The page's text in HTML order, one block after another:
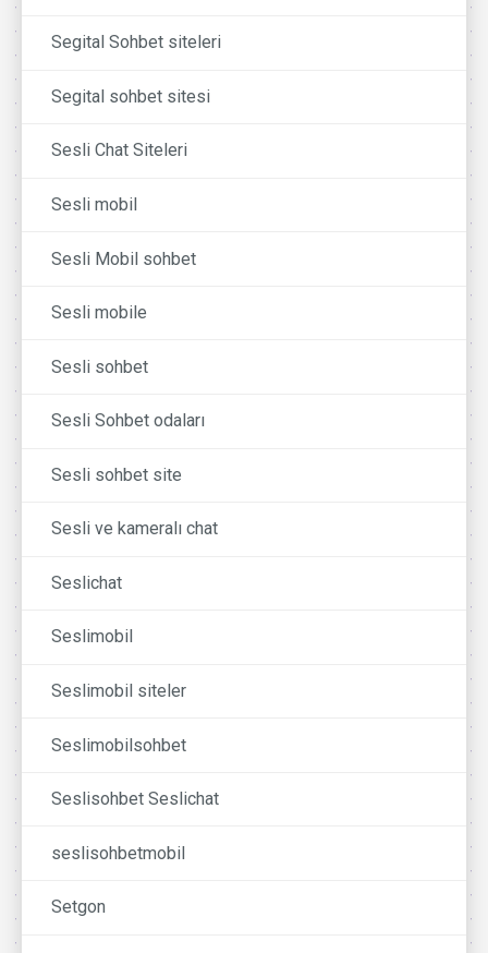
Segital Sohbet siteleri
Segital sohbet sitesi
Sesli Chat Siteleri
Sesli mobil
Sesli Mobil sohbet
Sesli mobile
Sesli sohbet
Sesli Sohbet odaları
Sesli sohbet site
Sesli ve kameralı chat
Seslichat
Seslimobil
Seslimobil siteler
Seslimobilsohbet
Seslisohbet Seslichat
seslisohbetmobil
Setgon